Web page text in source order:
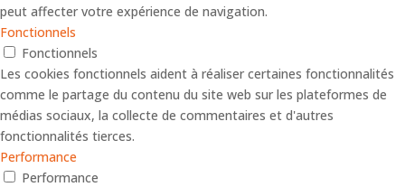
peut affecter votre expérience de navigation.
Fonctionnels
Fonctionnels
Les cookies fonctionnels aident à réaliser certaines fonctionnalités
comme le partage du contenu du site web sur les plateformes de
médias sociaux, la collecte de commentaires et d'autres
fonctionnalités tierces.
Performance
Performance